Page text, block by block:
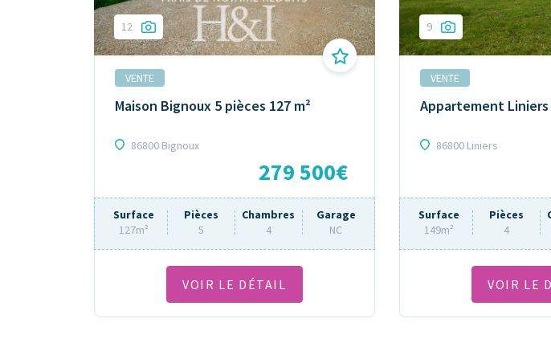
12
VENTE
Maison Bignoux 5 pièces 127 m²
86800 Bignoux
279 500€
Surface
127m²
Pièces
5
Chambres
4
Garage
NC
VOIR LE DÉTAIL
9
VENTE
Appartement Liniers
86800 Liniers
Surface
149m²
Pièces
4
VOIR LE